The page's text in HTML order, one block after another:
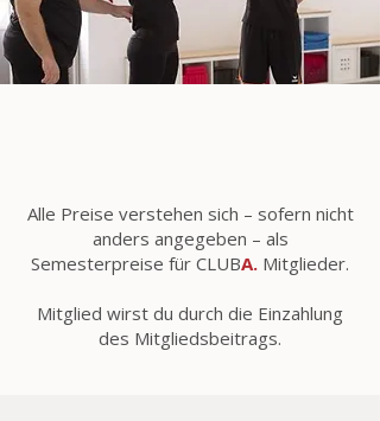
Alle Preise verstehen sich – sofern nicht
anders angegeben – als
Semesterpreise für CLUBA. Mitglieder.
Mitglied wirst du durch die Einzahlung
des Mitgliedsbeitrags.